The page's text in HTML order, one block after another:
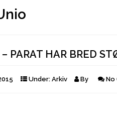
PARAT HAR BRED
Under: Arkiv By No